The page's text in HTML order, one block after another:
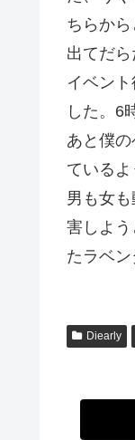
ちらか
出てだら
イベン
した。6
あと僕
ているよ
男も女
害しよ
たラベ
Diearly